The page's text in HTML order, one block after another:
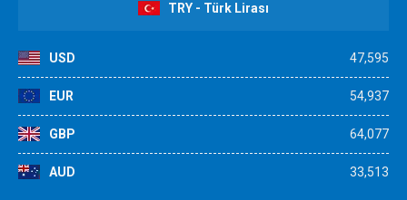
TRY - Türk Lirası
USD 47,595
EUR 54,937
GBP 64,077
AUD 33,513